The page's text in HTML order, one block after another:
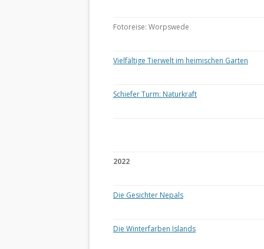
Fotoreise: Worpswede
Vielfältige Tierwelt im heimischen Garten
Schiefer Turm: Naturkraft
2022
Die Gesichter Nepals
Die Winterfarben Islands